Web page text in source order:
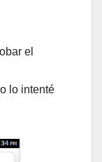
el
lo intenté